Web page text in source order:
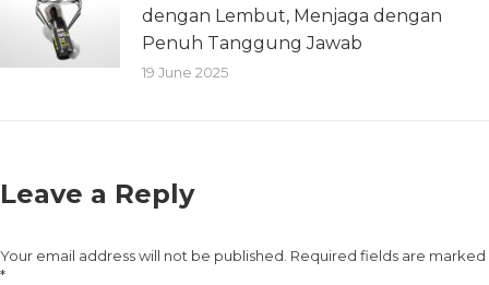
dengan Lembut, Menjaga dengan
Penuh Tanggung Jawab
19 June 2025
Leave a Reply
Your email address will not be published. Required fields are marked
*